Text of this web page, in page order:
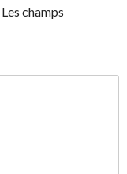
Les champs